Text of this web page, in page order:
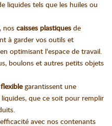
liquides tels que les huiles ou
nos caisses plastiques de
à garder vos outils et
optimisant l'espace de travail.
boulons et autres petits objets
garantissent une
que ce soit pour remplir
avec nos contenants